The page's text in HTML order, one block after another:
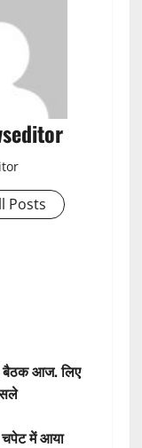
Posts
बैठक आज. लिए
चपेट में आया